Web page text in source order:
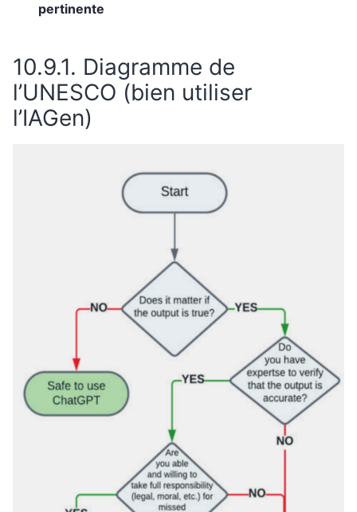
pertinente
10.9.1. Diagramme de
l’UNESCO (bien utiliser
l’IAGen)